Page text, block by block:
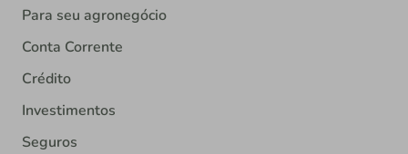
Para seu agronegócio
Conta Corrente
Crédito
Investimentos
Seguros